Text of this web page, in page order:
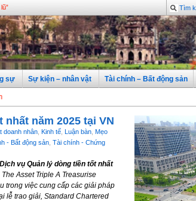
sự Sự kiện – nhân vật Tài chính – Bất động sản
năm 2025 tại VN
doanh nhân Kinh tế Luận bàn Mẹo
- Bất động sản Tài chính - Chứng
vụ Quản lý dòng tiền tốt nhất
Asset Triple A Treasurise
trong việc cung cấp các giải pháp
lễ trao giải, Standard Chartered